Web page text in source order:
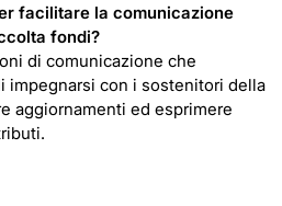
facilitare la comunicazione
fondi?
di comunicazione che
impegnarsi con i sostenitori della
aggiornamenti ed esprimere